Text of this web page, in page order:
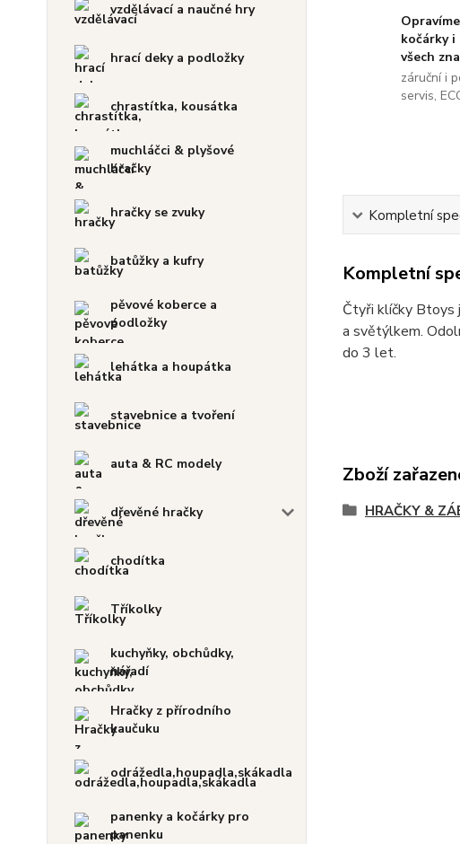
vzdělávací a naučné hry
hrací deky a podložky
chrastítka, kousátka
muchláčci & plyšové
hračky
hračky se zvuky
batůžky a kufry
pěvové koberce a
podložky
lehátka a houpátka
stavebnice a tvoření
auta & RC modely
dřevěné hračky
chodítka
Tříkolky
kuchyňky, obchůdky,
nářadí
Hračky z přírodního
kaučuku
odrážedla,houpadla,skákadla
panenky a kočárky pro
panenku
kočárky i
všech
záruční i
servis,
Kompletní
Kompletní
Čtyři klíčky Btoys
a světýlkem.
do 3 let.
Zboží
HRAČKY &